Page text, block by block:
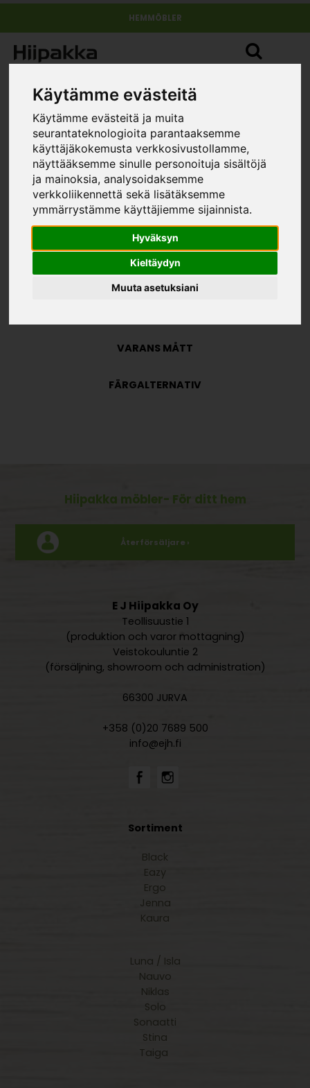
Käytämme evästeitä
Käytämme evästeitä ja muita
seurantateknologioita parantaaksemme
käyttäjäkokemusta verkkosivustollamme,
näyttääksemme sinulle personoituja sisältöjä
ja mainoksia, analysoidaksemme
verkkoliikennettä sekä lisätäksemme
ymmärrystämme käyttäjiemme sijainnista.
Hyväksyn
Kieltäydyn
Muuta asetuksiani
HEMMÖBLER
Glasskiva 1 2/2 smal
hemmöbler » Möbelserier » Fjord »Glasskiva 1 2/2 smal
FÄRG
VARANS MÅTT
FÄRGALTERNATIV
Hiipakka möbler- För ditt hem
Återförsäljare ›
E J Hiipakka Oy
Teollisuustie 1
(produktion och varor mottagning)
Veistokouluntie 2
(försäljning, showroom och administration)
66300 JURVA
+358 (0)20 7689 500
info@ejh.fi
Sortiment
Black
Eazy
Ergo
Jenna
Kaura
Luna / Isla
Nauvo
Niklas
Solo
Sonaatti
Stina
Taiga